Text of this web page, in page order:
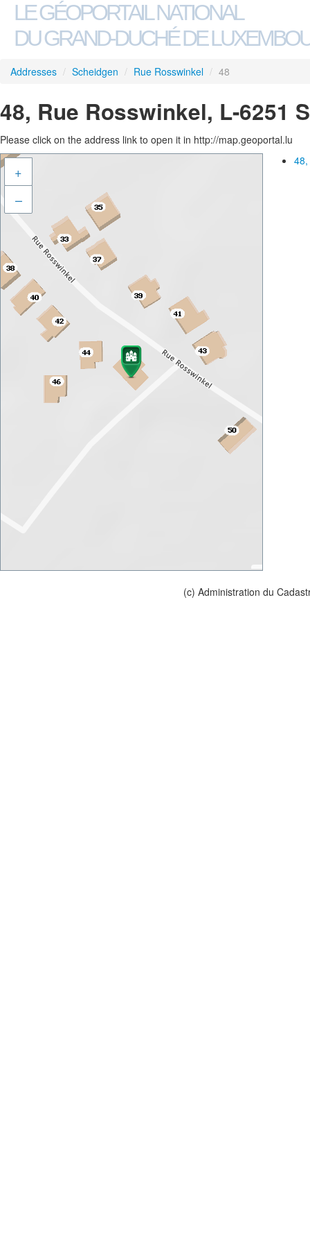
LE GÉOPORTAIL NATIONAL
DU GRAND-DUCHÉ DE
Addresses / Scheidgen / Rue Rosswinkel / 48
48, Rue Rosswinkel, L-6251
Please click on the address link to open it in http://map.geoportal.lu
+
–
(c) Administration du